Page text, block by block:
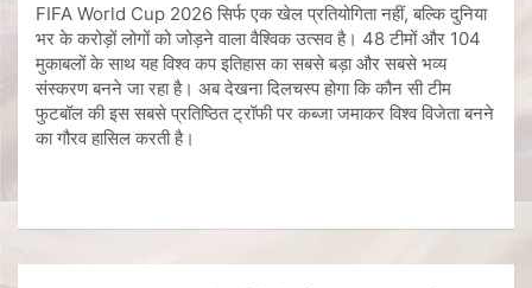
FIFA World Cup 2026 सिर्फ एक खेल प्रतियोगिता नहीं, बल्कि दुनिया
भर के करोड़ों लोगों को जोड़ने वाला वैश्विक उत्सव है। 48 टीमों और 104
मुकाबलों के साथ यह विश्व कप इतिहास का सबसे बड़ा और सबसे भव्य
संस्करण बनने जा रहा है। अब देखना दिलचस्प होगा कि कौन सी टीम
फुटबॉल की इस सबसे प्रतिष्ठित ट्रॉफी पर कब्जा जमाकर विश्व विजेता बनने
का गौरव हासिल करती है।